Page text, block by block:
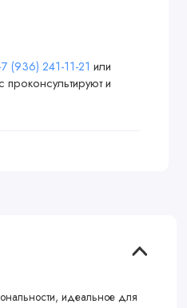
(936) 241-11-21 или
и
идеальное для